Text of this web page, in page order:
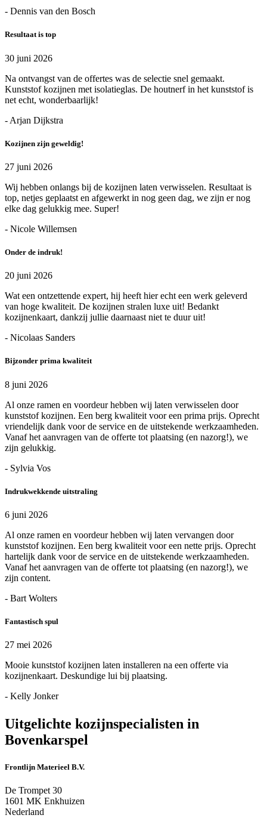
- Dennis van den Bosch
Resultaat is top
30 juni 2026
Na ontvangst van de offertes was de selectie snel gemaakt.
Kunststof kozijnen met isolatieglas. De houtnerf in het kunststof is
net echt, wonderbaarlijk!
- Arjan Dijkstra
Kozijnen zijn geweldig!
27 juni 2026
Wij hebben onlangs bij de kozijnen laten verwisselen. Resultaat is
top, netjes geplaatst en afgewerkt in nog geen dag, we zijn er nog
elke dag gelukkig mee. Super!
- Nicole Willemsen
Onder de indruk!
20 juni 2026
Wat een ontzettende expert, hij heeft hier echt een werk geleverd
van hoge kwaliteit. De kozijnen stralen luxe uit! Bedankt
kozijnenkaart, dankzij jullie daarnaast niet te duur uit!
- Nicolaas Sanders
Bijzonder prima kwaliteit
8 juni 2026
Al onze ramen en voordeur hebben wij laten verwisselen door
kunststof kozijnen. Een berg kwaliteit voor een prima prijs. Oprecht
vriendelijk dank voor de service en de uitstekende werkzaamheden.
Vanaf het aanvragen van de offerte tot plaatsing (en nazorg!), we
zijn gelukkig.
- Sylvia Vos
Indrukwekkende uitstraling
6 juni 2026
Al onze ramen en voordeur hebben wij laten vervangen door
kunststof kozijnen. Een berg kwaliteit voor een nette prijs. Oprecht
hartelijk dank voor de service en de uitstekende werkzaamheden.
Vanaf het aanvragen van de offerte tot plaatsing (en nazorg!), we
zijn content.
- Bart Wolters
Fantastisch spul
27 mei 2026
Mooie kunststof kozijnen laten installeren na een offerte via
kozijnenkaart. Deskundige lui bij plaatsing.
- Kelly Jonker
Uitgelichte kozijnspecialisten in
Bovenkarspel
Frontlijn Materieel B.V.
De Trompet 30
1601 MK Enkhuizen
Nederland